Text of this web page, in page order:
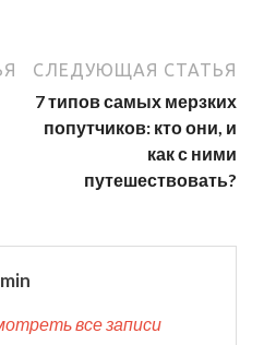
СЛЕДУЮЩАЯ СТАТЬЯ
7 типов самых мерзких
попутчиков: кто они, и
как с ними
путешествовать?
все записи